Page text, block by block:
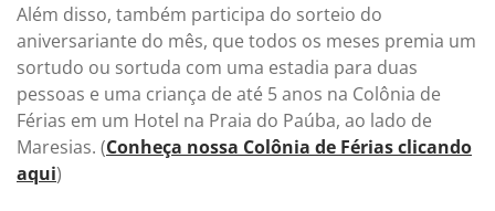
Além disso, também participa do sorteio do
aniversariante do mês, que todos os meses premia um
sortudo ou sortuda com uma estadia para duas
pessoas e uma criança de até 5 anos na Colônia de
Férias em um Hotel na Praia do Paúba, ao lado de
Maresias. (Conheça nossa Colônia de Férias clicando
aqui)